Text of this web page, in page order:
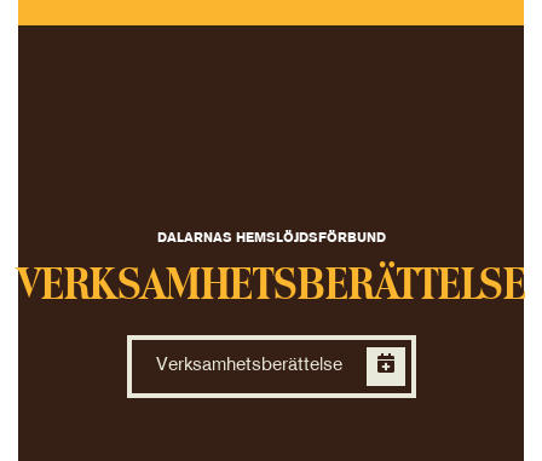
DALARNAS HEMSLÖJDSFÖRBUND
VERKSAMHETSBERÄTTELSE
Verksamhetsberättelse